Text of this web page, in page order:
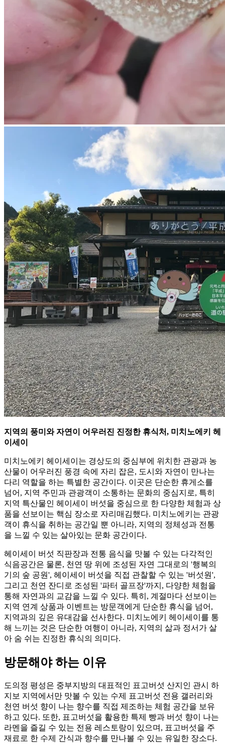
지역의 풍미와 자연이 어우러진 진정한 휴식처, 미치노에키 헤
이세이
미치노에키 헤이세이는 경상도의 중심부에 위치한 관광과 농
산물이 어우러진 풍경 속에 자리 잡은, 도시와 자연이 만나는
다리 역할을 하는 특별한 공간이다. 이곳은 단순한 휴게소를
넘어, 지역 주민과 관광객이 소통하는 문화의 중심지로, 특히
지역 특산물인 헤이세이 버섯을 중심으로 한 다양한 체험과 상
품을 선보이는 핵심 장소로 자리매김했다. 미치노에키는 관광
객이 휴식을 취하는 공간일 뿐 아니라, 지역의 정체성과 전통
을 느낄 수 있는 살아있는 문화 공간이다.
헤이세이 버섯 직판장과 전통 음식을 맛볼 수 있는 다각적인
식음공간은 물론, 천연 땅 위에 조성된 자연 그대로의 '행복의
기의 숲 공원', 헤이세이 버섯을 직접 관찰할 수 있는 '버섯원',
그리고 천연 잔디로 조성된 '파터 골프장'까지, 다양한 체험을
통해 자연과의 교감을 느낄 수 있다. 특히, 계절마다 선보이는
지역 연계 상품과 이벤트는 방문객에게 단순한 휴식을 넘어,
지역과의 깊은 유대감을 선사한다. 미치노에키 헤이세이를 통
해 느끼는 것은 단순한 여행이 아니라, 지역의 삶과 정서가 살
아 숨 쉬는 진정한 휴식의 의미다.
방문해야 하는 이유
도의정 평성은 중부지방의 대표적인 표고버섯 산지인 관시 하
지보 지역에서만 맛볼 수 있는 수제 표고버섯 전용 갤러리와
천연 버섯 향이 나는 향수를 직접 제조하는 체험 공간을 보유
하고 있다. 또한, 표고버섯을 활용한 특제 빵과 버섯 향이 나는
라멘을 즐길 수 있는 전용 레스토랑이 있으며, 표고버섯을 주
재료로 한 수제 간식과 향수를 만나볼 수 있는 유일한 장소다.